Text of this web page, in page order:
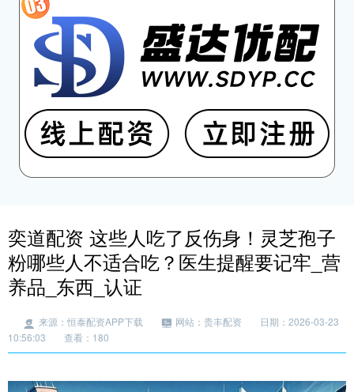
奕道配资 这些人吃了反伤身！灵芝孢子
粉哪些人不适合吃？医生提醒要记牢_营
养品_东西_认证
来源：恒泰配资APP下载 网站：贵丰配资
日期：2026-03-23
10:56:03
查看：180